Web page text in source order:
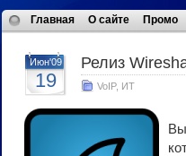
Главная О сайте Промо
Июн'09
19
Релиз
VoIP, ИТ